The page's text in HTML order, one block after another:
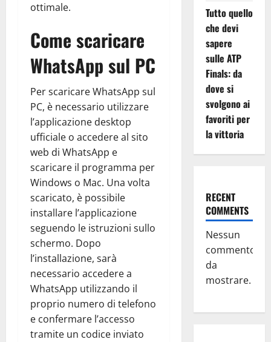
ottimale.
Come scaricare
WhatsApp sul PC
Per scaricare WhatsApp sul
PC, è necessario utilizzare
l’applicazione desktop
ufficiale o accedere al sito
web di WhatsApp e
scaricare il programma per
Windows o Mac. Una volta
scaricato, è possibile
installare l’applicazione
seguendo le istruzioni sullo
schermo. Dopo
l’installazione, sarà
necessario accedere a
WhatsApp utilizzando il
proprio numero di telefono
e confermare l’accesso
tramite un codice inviato
Tutto quello
che devi
sapere
sulle ATP
Finals: da
dove si
svolgono ai
favoriti per
la vittoria
RECENT
COMMENTS
Nessun
commento
da
mostrare.